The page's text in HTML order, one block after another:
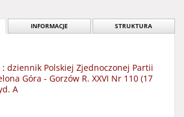
INFORMACJE STRUKTURA
: dziennik Polskiej Zjednoczonej Partii
Góra - Gorzów R. XXVI Nr 110 (17
A